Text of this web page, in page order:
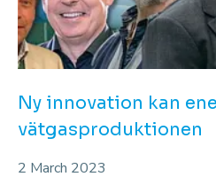
Ny innovation kan
vätgasproduktionen
2 March 2023